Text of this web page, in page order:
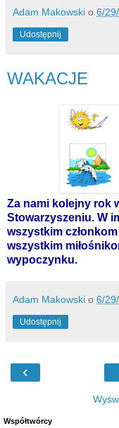
Adam Makowski o 6/
Udostępnij
WAKACJE
Za nami kolejny rok
Stowarzyszeniu. W
wszystkim
wszystkim
wypoczynku.
Adam Makowski o 6/
Udostępnij
‹
Współtwórcy